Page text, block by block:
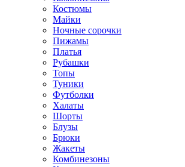
Костюмы
Майки
Ночные сорочки
Пижамы
Платья
Рубашки
Топы
Туники
Футболки
Халаты
Шорты
Блузы
Брюки
Жакеты
Комбинезоны